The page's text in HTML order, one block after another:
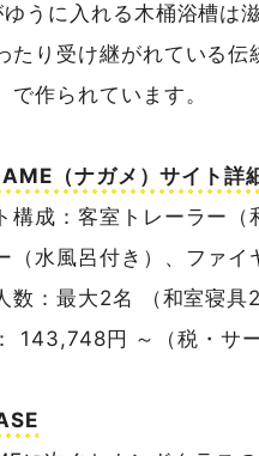
ゆうに入れる木桶浴槽は
たり受け継がれている
で作られています。
（ナガメ）サイト詳
構成：客室トレーラー
（水風呂付き）、ファ
数：最大2名 （和室寝具2
143,748円 ～（税・サ